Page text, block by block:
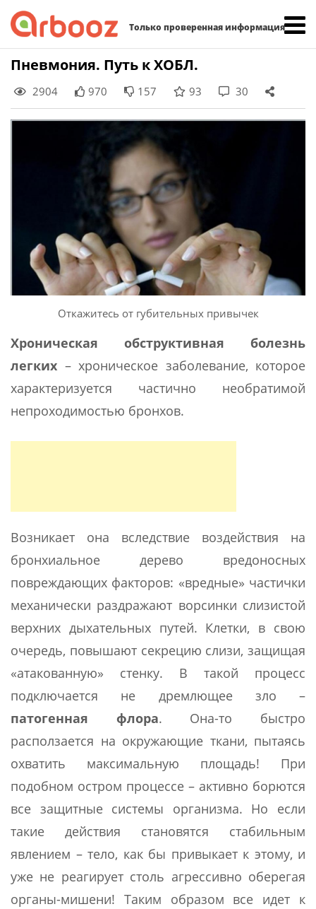
Только проверенная информация
Skip
content
Пневмония. Путь к ХОБЛ.
2904 970 157 93 30
Откажитесь от губительных привычек
Хроническая обструктивная болезнь
легких – хроническое заболевание, которое
характеризуется частично необратимой
непроходимостью бронхов.
Возникает она вследствие воздействия на
бронхиальное дерево вредоносных
повреждающих факторов: «вредные» частички
механически раздражают ворсинки слизистой
верхних дыхательных путей. Клетки, в свою
очередь, повышают секрецию слизи, защищая
«атакованную» стенку. В такой процесс
подключается не дремлющее зло –
патогенная флора. Она-то быстро
расползается на окружающие ткани, пытаясь
охватить максимальную площадь! При
подобном остром процессе – активно борются
все защитные системы организма. Но если
такие действия становятся стабильным
явлением – тело, как бы привыкает к этому, и
уже не реагирует столь агрессивно оберегая
органы-мишени! Таким образом все идет к
Найти: